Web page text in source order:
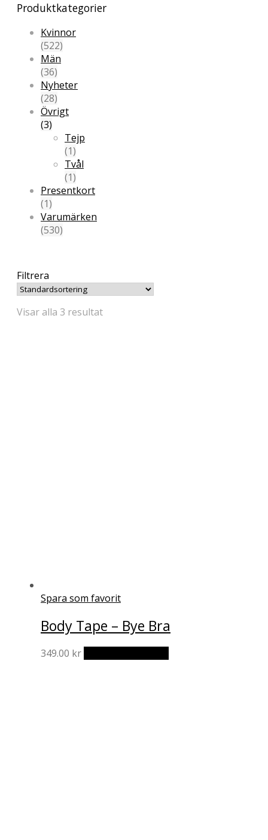
Produktkategorier
Kvinnor
(522)
Män
(36)
Nyheter
(28)
Övrigt
(3)
Tejp
(1)
Tvål
(1)
Presentkort
(1)
Varumärken
(530)
Filtrera
Visar alla 3 resultat
Spara som favorit
Body Tape – Bye Bra
349.00 kr